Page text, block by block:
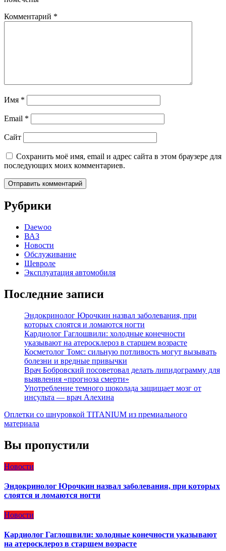
Комментарий *
Имя *
Email *
Сайт
Сохранить моё имя, email и адрес сайта в этом браузере для
последующих моих комментариев.
Рубрики
Daewoo
ВАЗ
Новости
Обслуживание
Шевроле
Эксплуатация автомобиля
Последние записи
Эндокринолог Юрочкин назвал заболевания, при
которых слоятся и ломаются ногти
Кардиолог Гаглошвили: холодные конечности
указывают на атеросклероз в старшем возрасте
Косметолог Томс: сильную потливость могут вызывать
болезни и вредные привычки
Врач Бобровский посоветовал делать липидограмму для
выявления «прогноза смерти»
Употребление темного шоколада защищает мозг от
инсульта — врач Алехина
Оплетки со шнуровкой TITANIUM из премиального
материала
Вы пропустили
Новости
Эндокринолог Юрочкин назвал заболевания, при которых
слоятся и ломаются ногти
Новости
Кардиолог Гаглошвили: холодные конечности указывают
на атеросклероз в старшем возрасте